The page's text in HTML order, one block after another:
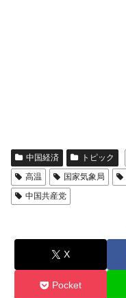
中国経済 トピック
高温
国家気象局
中国共産党
X
Pocket